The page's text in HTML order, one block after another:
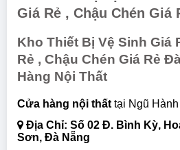
Giá Rẻ , Chậu Chén Giá
Kho Thiết Bị Vệ Sinh Giá
Rẻ , Chậu Chén Giá Rẻ
Hàng Nội Thất
cửa hàng nội thất tại Ngũ
Địa Chỉ: Số 02 Đ. Bình Kỳ,
Sơn, Đà Nẵng